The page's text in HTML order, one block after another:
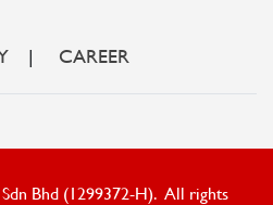
CAREER
Bhd (1299372-H). All rights